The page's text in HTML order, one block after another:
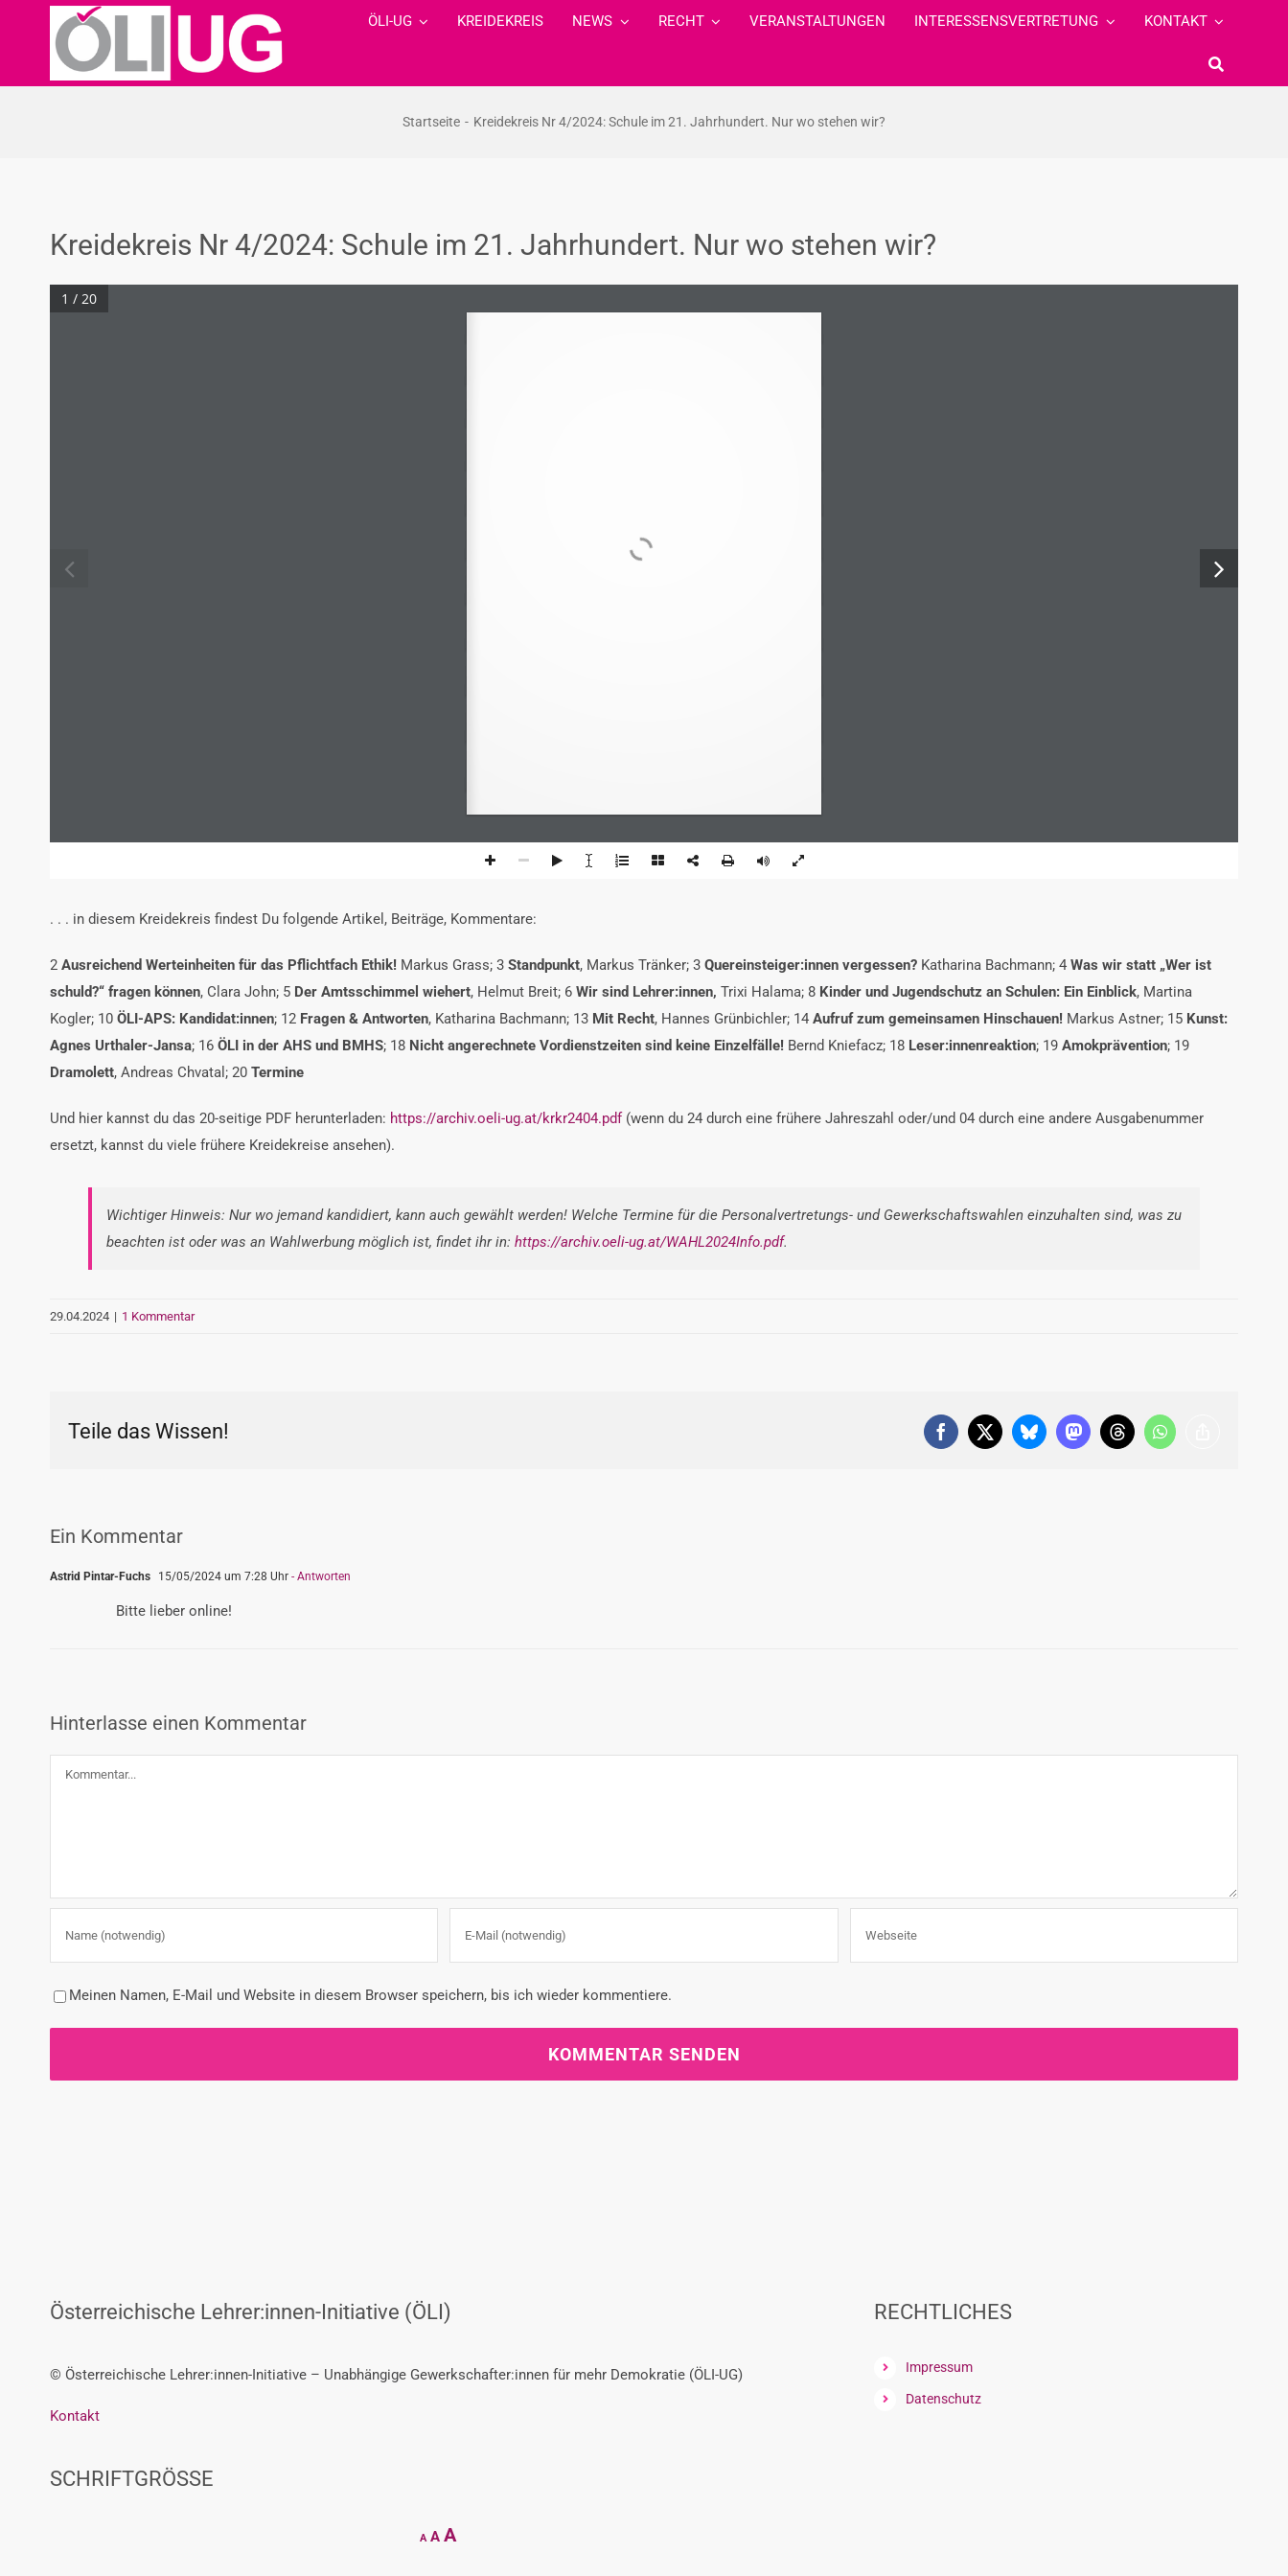
ÖLI-UG KREIDEKREIS NEWS RECHT VERANSTALTUNGEN INTERESSENSVERTRETUNG KONTAKT
Startseite Kreidekreis Nr 4/2024: Schule im 21. Jahrhundert. Nur wo stehen wir?
Kreidekreis Nr 4/2024: Schule im 21. Jahrhundert. Nur wo stehen wir?
1 / 20
. . . in diesem Kreidekreis findest Du folgende Artikel, Beiträge, Kommentare:
2 Ausreichend Werteinheiten für das Pflichtfach Ethik! Markus Grass; 3 Standpunkt, Markus Tränker; 3 Quereinsteiger:innen vergessen? Katharina Bachmann; 4 Was wir statt „Wer ist
schuld?“ fragen können, Clara John; 5 Der Amtsschimmel wiehert, Helmut Breit; 6 Wir sind Lehrer:innen, Trixi Halama; 8 Kinder und Jugendschutz an Schulen: Ein Einblick, Martina
Kogler; 10 ÖLI-APS: Kandidat:innen; 12 Fragen & Antworten, Katharina Bachmann; 13 Mit Recht, Hannes Grünbichler; 14 Aufruf zum gemeinsamen Hinschauen! Markus Astner; 15 Kunst:
Agnes Urthaler-Jansa; 16 ÖLI in der AHS und BMHS; 18 Nicht angerechnete Vordienstzeiten sind keine Einzelfälle! Bernd Kniefacz; 18 Leser:innenreaktion; 19 Amokprävention; 19
Dramolett, Andreas Chvatal; 20 Termine
Und hier kannst du das 20-seitige PDF herunterladen: https://archiv.oeli-ug.at/krkr2404.pdf(wenn du 24 durch eine frühere Jahreszahl oder/und 04 durch eine andere Ausgabenummer
ersetzt, kannst du viele frühere Kreidekreise ansehen).
Wichtiger Hinweis: Nur wo jemand kandidiert, kann auch gewählt werden! Welche Termine für die Personalvertretungs- und Gewerkschaftswahlen einzuhalten sind, was zu
beachten ist oder was an Wahlwerbung möglich ist, findet ihr in: https://archiv.oeli-ug.at/WAHL2024Info.pdf.
29.04.2024 | 1 Kommentar
Teile das Wissen! Facebook
X BlueskyMastodonThreadsWhatsApp
Ein Kommentar
Astrid Pintar-Fuchs 15/05/2024 um 7:28 Uhr - Antworten
Bitte lieber online!
Hinterlasse einen Kommentar
Kommentar
Meinen Namen, E-Mail und Website in diesem Browser speichern, bis ich wieder kommentiere.
Österreichische Lehrer:innen-Initiative (ÖLI)
© Österreichische Lehrer:innen-Initiative – Unabhängige Gewerkschafter:innen für mehr Demokratie (ÖLI-UG)
Kontakt
SCHRIFTGRÖSSE
A
Decrease
font
A Reset
AIncrease
RECHTLICHES
Impressum
Datenschutz